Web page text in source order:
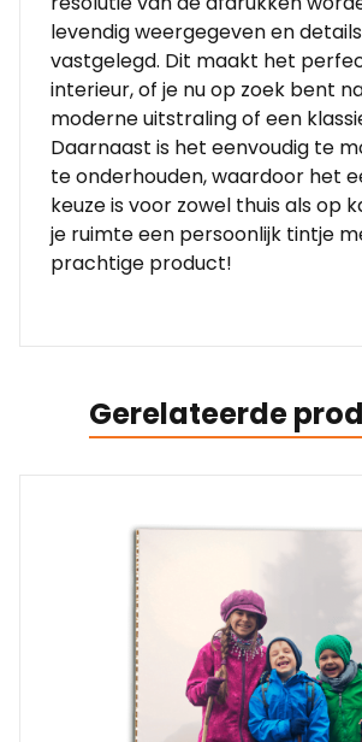
levendig weergegeven en
vastgelegd. Dit maakt het
interieur, of je nu op zoek bent
moderne uitstraling of een
Daarnaast is het eenvoudig te
te onderhouden, waardoor het
keuze is voor zowel thuis als op
je ruimte een persoonlijk tintje
prachtige product!
Gerelateerde